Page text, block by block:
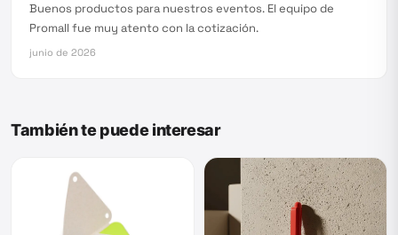
Buenos productos para nuestros eventos. El equipo de
Promall fue muy atento con la cotización.
junio de 2026
También te puede interesar